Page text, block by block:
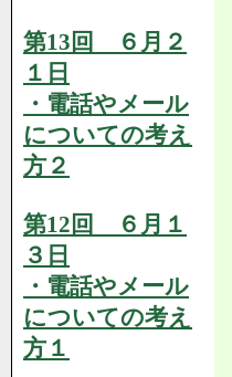
第13回 ６月２
１日
・電話やメール
についての考え
方２
第12回 ６月１
３日
・電話やメール
についての考え
方１